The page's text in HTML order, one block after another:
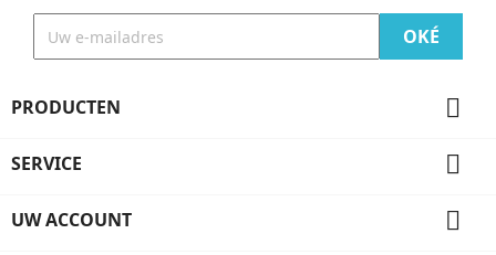
PRODUCTEN 
SERVICE 
UW ACCOUNT 